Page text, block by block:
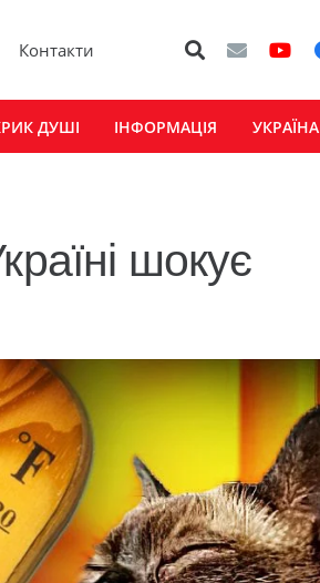
Контакти
ДУШІ ІНФОРМАЦІЯ УКРАЇНА
шокує